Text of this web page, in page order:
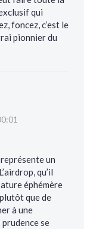
qui
foncez, c’est le
pionnier du
un
qu’il
éphémère
que de
à une
se